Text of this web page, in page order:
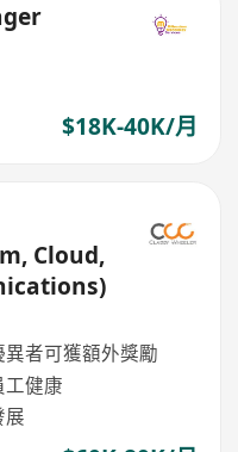
$18K-40K/月
Cloud,
者可獲額外獎勵
健康
展